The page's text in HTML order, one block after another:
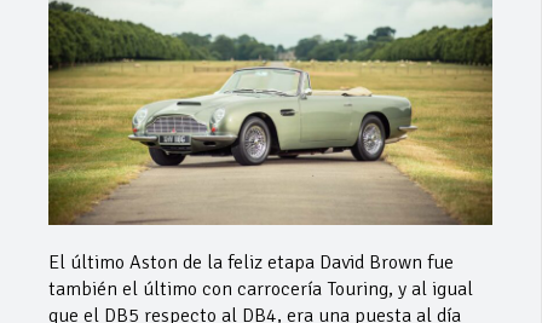
El último Aston de la feliz etapa David Brown fue
también el último con carrocería Touring, y al igual
que el DB5 respecto al DB4, era una puesta al día